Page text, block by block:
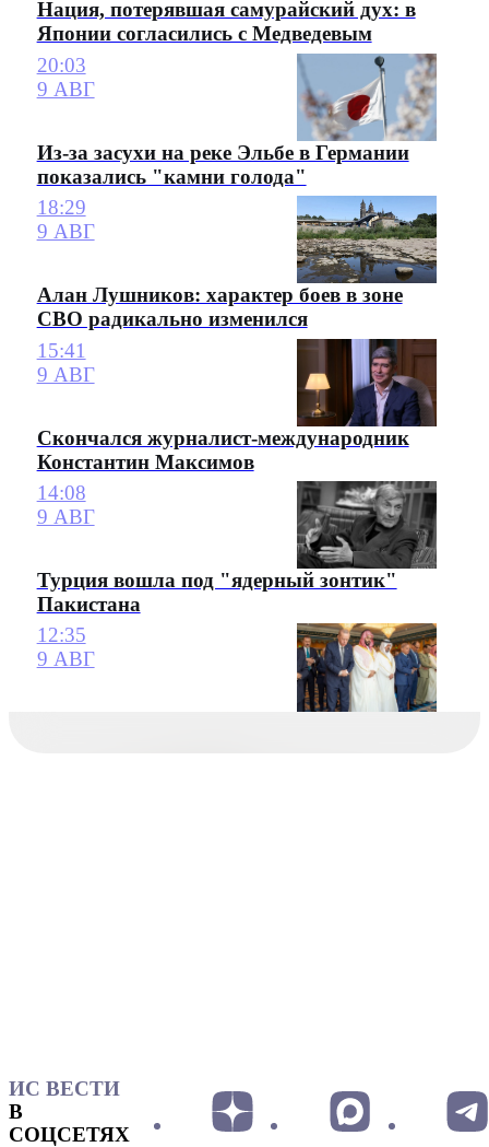
Нация, потерявшая самурайский дух: в
Японии согласились с Медведевым
20:03
9 АВГ
Из-за засухи на реке Эльбе в Германии
показались "камни голода"
18:29
9 АВГ
Алан Лушников: характер боев в зоне
СВО радикально изменился
15:41
9 АВГ
Скончался журналист-международник
Константин Максимов
14:08
9 АВГ
Турция вошла под "ядерный зонтик"
Пакистана
12:35
9 АВГ
ИС ВЕСТИ
В
СОЦСЕТЯХ